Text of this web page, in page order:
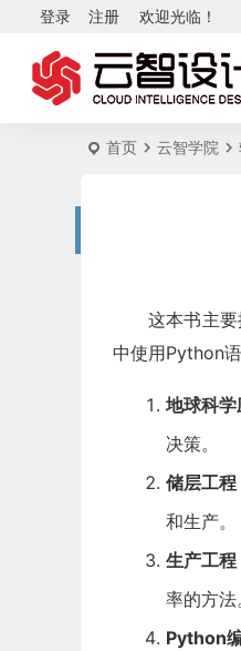
欢迎光临！
登录 注册
首页 云智学院
这本书主要
中使用Python
地球科学
决策。
储层工程
和生产。
生产工程
率的方法
Python